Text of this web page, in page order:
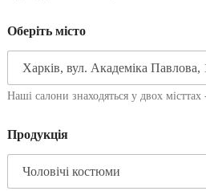
Оберіть місто
Наші салони знаходяться у двох місттах
Продукція